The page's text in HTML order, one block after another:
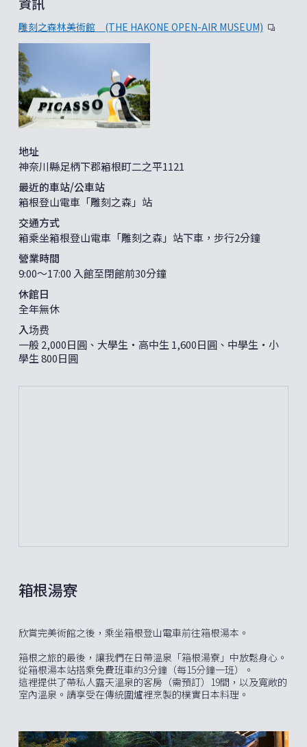
雕刻之森林美術館 (THE HAKONE OPEN-AIR MUSEUM)
地址
神奈川縣足柄下郡箱根町二之平1121
最近的車站/公車站
箱根登山電車「雕刻之森」站
交通方式
箱乘坐箱根登山電車「雕刻之森」站下車，步行2分鐘
營業時間
9:00〜17:00 入館至閉館前30分鐘
休館日
全年無休
入场费
一般 2,000日圓、大學生・高中生 1,600日圓、中學生・小
學生 800日圓
箱根湯寮
欣賞完美術館之後，乘坐箱根登山電車前往箱根湯本。
箱根之旅的最後，讓我們在日帶溫泉「箱根湯寮」中放鬆身心。
從箱根湯本站搭乘免費班車約3分鐘（每15分鐘一班）。
這裡提供了帶私人露天溫泉的客房（需預訂）19間，以及寬敞的
室內溫泉。請享受在傳統圍爐裡烹製的樸實日本料理。